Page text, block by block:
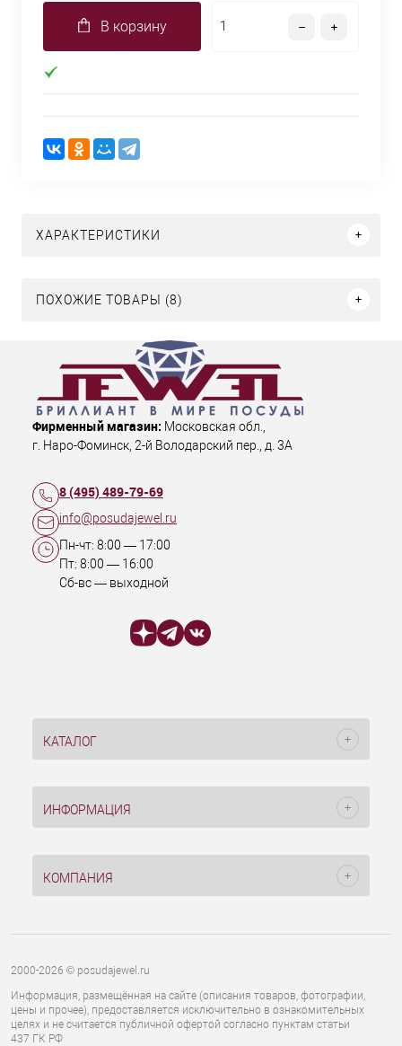
В корзину
ХАРАКТЕРИСТИКИ
ПОХОЖИЕ ТОВАРЫ (8)
Фирменный магазин: Московская обл.,
г. Наро-Фоминск, 2-й Володарский пер., д. 3А
8 (495) 489-79-69
info@posudajewel.ru
Пн-чт: 8:00 — 17:00
Пт: 8:00 — 16:00
Сб-вс — выходной
КАТАЛОГ
ИНФОРМАЦИЯ
КОМПАНИЯ
2000-2026 © posudajewel.ru
Информация, размещённая на сайте (описания товаров, фотографии,
цены и прочее), предоставляется исключительно в ознакомительных
целях и не считается публичной офертой согласно пунктам статьи
437 ГК РФ